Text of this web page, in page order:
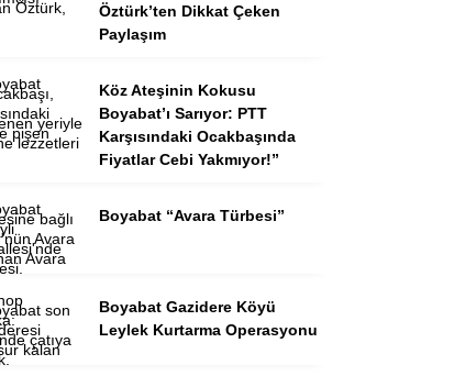
Öztürk’ten Dikkat Çeken
Paylaşım
Köz Ateşinin Kokusu
Boyabat’ı Sarıyor: PTT
Karşısındaki Ocakbaşında
Fiyatlar Cebi Yakmıyor!”
Boyabat “Avara Türbesi”
Boyabat Gazidere Köyü
Leylek Kurtarma Operasyonu